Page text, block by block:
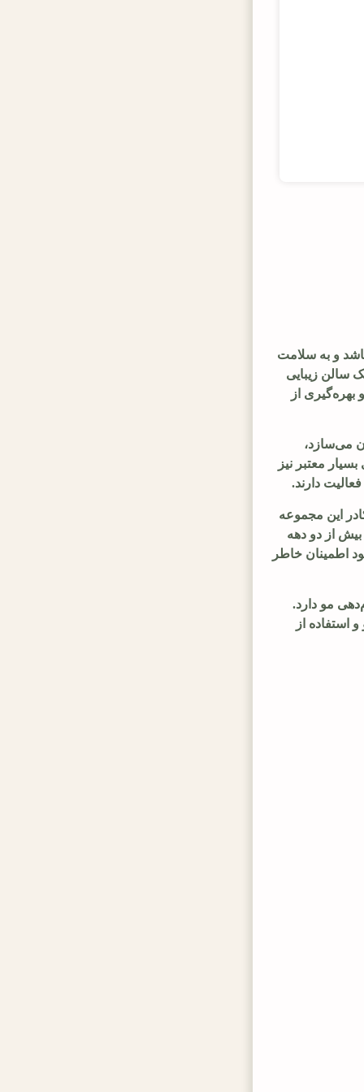
و به سلامت
سالن زیبایی
از
می‌سازد،
معتبر نیز
دارند.
کادر این مجموعه
از دو دهه
اطمینان خاطر
مو دارد.
از